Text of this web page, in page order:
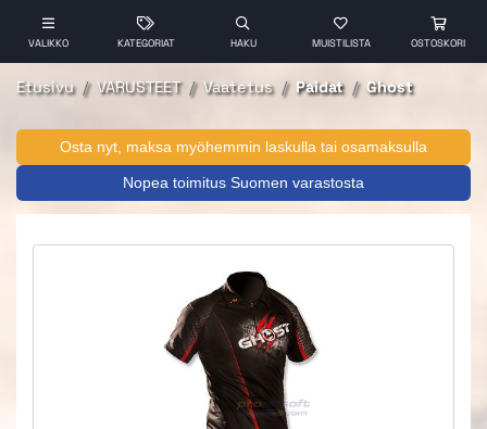
VALIKKO KATEGORIAT HAKU MUISTILISTA OSTOSKORI
Etusivu VARUSTEET Vaatetus Paidat Ghost
Osta nyt, maksa myöhemmin laskulla tai osamaksulla
Nopea toimitus Suomen varastosta